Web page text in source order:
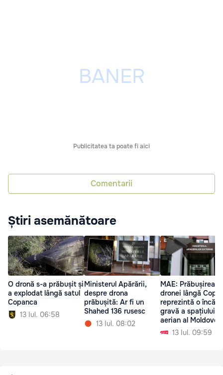
Publicitatea ta poate fi aici
Comentarii
Știri asemănătoare
O dronă s-a prăbușit și
a explodat lângă satul
Copanca
13 Iul. 06:58
Ministerul Apărării,
despre drona
prăbușită: Ar fi un
Shahed 136 rusesc
13 Iul. 08:02
MAE: Prăbușirea
dronei lângă
reprezintă o
gravă a spațiului
aerian al Moldovei
13 Iul. 09:59